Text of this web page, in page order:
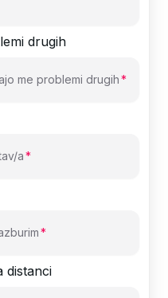
drugih
me problemi drugih
a
distanci